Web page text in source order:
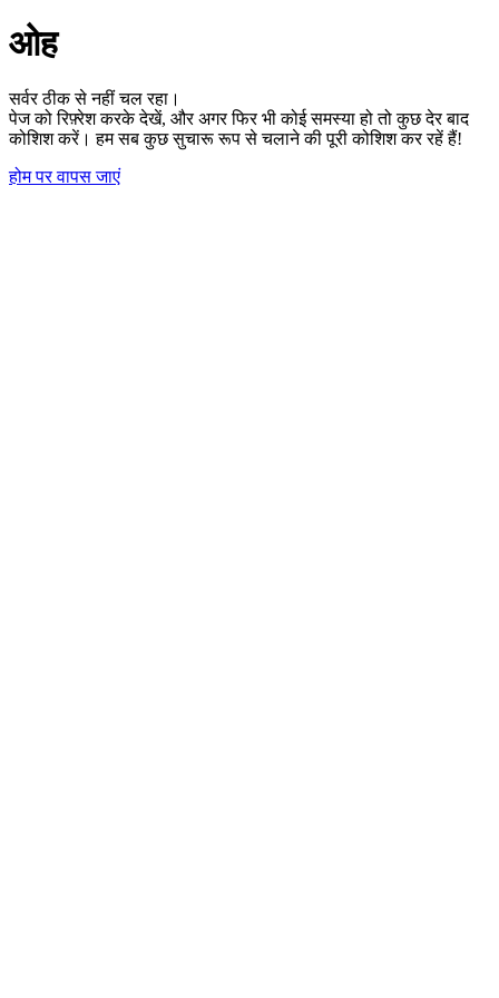
ओह
सर्वर ठीक से नहीं चल रहा।
पेज को रिफ़्रेश करके देखें, और अगर फिर भी कोई समस्या हो तो कुछ देर बाद
कोशिश करें। हम सब कुछ सुचारू रूप से चलाने की पूरी कोशिश कर रहें हैं!
होम पर वापस जाएं